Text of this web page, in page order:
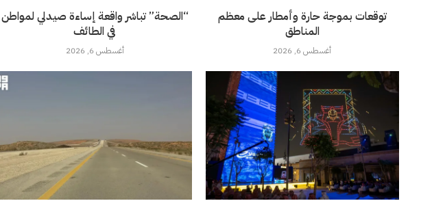
“الصحة” تباشر واقعة إساءة صيدلي لمواطن
في الطائف
أغسطس 6, 2026
توقعات بموجة حارة وأمطار على معظم
المناطق
أغسطس 6, 2026